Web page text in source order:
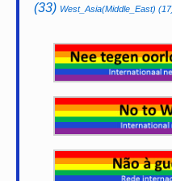
(33) West_Asia(Middle_East)